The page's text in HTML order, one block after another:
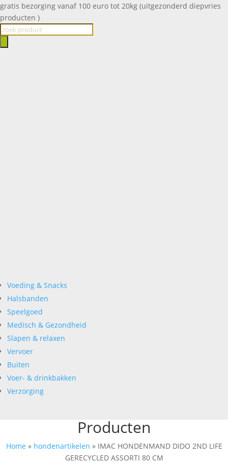
gratis bezorging vanaf 100 euro tot 20kg (uitgezonderd diepvries
producten )
Producten
Voeding & Snacks
Halsbanden
Speelgoed
Medisch & Gezondheid
Slapen & relaxen
Vervoer
Buiten
Voer- & drinkbakken
Verzorging
Producten
Home » hondenartikelen » IMAC HONDENMAND DIDO 2ND LIFE
GERECYCLED ASSORTI 80 CM